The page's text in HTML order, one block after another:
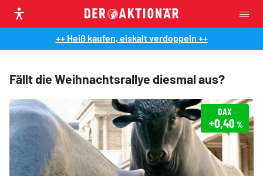
++ Heiß kaufen, eiskalt verdoppeln ++
Fällt die Weihnachtsrallye diesmal aus?
DAX
+0,40 %